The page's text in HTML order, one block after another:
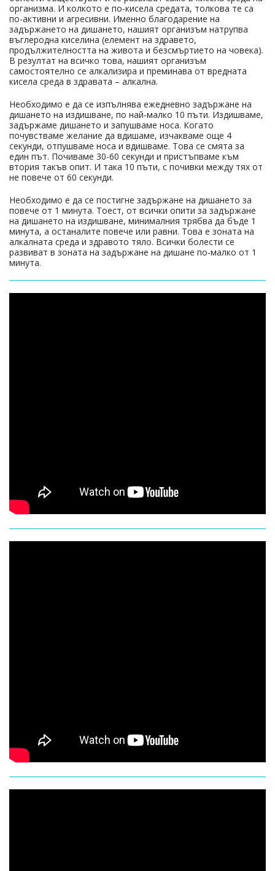
организма. И колкото е по-кисела средата, толкова те са
по-активни и агресивни. Именно благодарение на
задържането на дишането, нашият организъм натрупва
въглеродна киселина (елемент на здравето,
продължителността на живота и безсмъртието на човека).
В резултат на всичко това, нашият организъм
самостоятелно се алкализира и преминава от вредната
кисела среда в здравата – алкална.
Необходимо е да се изпълнява ежедневно задържане на
дишането на издишване, по най-малко 10 пъти. Издишваме,
задържаме дишането и запушваме носа. Когато
почувстваме желание да вдишаме, изчакваме още 4
секунди, отпушваме носа и вдишваме. Това се смята за
един път. Почиваме 30-60 секунди и пристъпваме към
втория такъв опит. И така 10 пъти, с почивки между тях от
не повече от 60 секунди.
Необходимо е да се постигне задържане на дишането за
повече от 1 минута. Тоест, от всички опити за задържане
на дишането на издишване, минималния трябва да бъде 1
минута, а останалите повече или равни. Това е зоната на
алкалната среда и здравото тяло. Всички болести се
развиват в зоната на задържане на дишане по-малко от 1
минута.